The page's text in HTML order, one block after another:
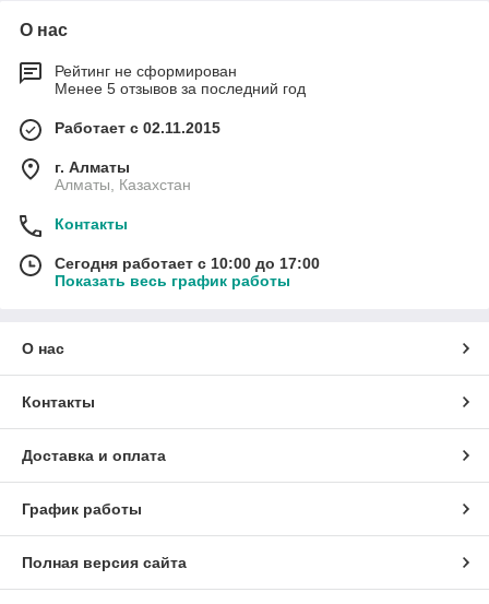
О нас
Рейтинг не сформирован
Менее 5 отзывов за последний год
Работает с 02.11.2015
г. Алматы
Алматы, Казахстан
Контакты
Сегодня работает с 10:00 до 17:00
Показать весь график работы
О нас
Контакты
Доставка и оплата
График работы
Полная версия сайта